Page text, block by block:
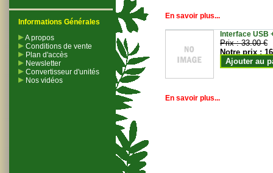
Informations Générales
A propos
Conditions de vente
Plan d'accès
Newsletter
Convertisseur d'unités
Nos vidéos
En savoir plus...
Interface USB
Prix :33.00 €
Notre prix :
Ajouter au
En savoir plus...